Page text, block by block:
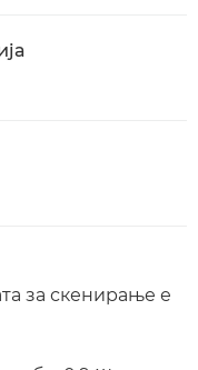
за скенирање е